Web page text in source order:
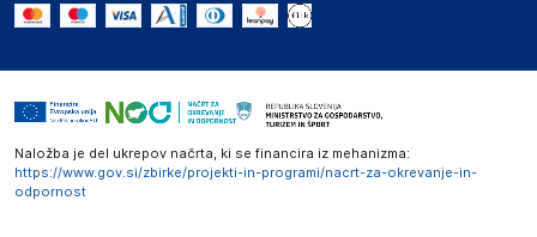
Novosti
Naložba je del ukrepov načrta, ki se financira iz mehanizma:
https://www.gov.si/zbirke/projekti-in-programi/nacrt-za-okrevanje-in-
odpornost